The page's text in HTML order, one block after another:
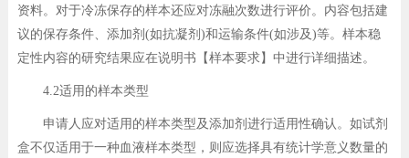
资料。对于冷冻保存的样本还应对冻融次数进行评价。内容包括建
议的保存条件、添加剂(如抗凝剂)和运输条件(如涉及)等。样本稳
定性内容的研究结果应在说明书【样本要求】中进行详细描述。
4.2适用的样本类型
申请人应对适用的样本类型及添加剂进行适用性确认。如试剂
盒不仅适用于一种血液样本类型，则应选择具有统计学意义数量的